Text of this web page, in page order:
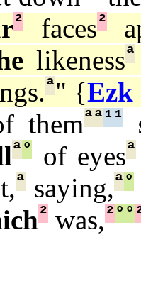
² faces²
likenessª
ª" {Ezk
themªª¹ ¹
ª° of eyesª
ªsaying,ª°
² was,²° °